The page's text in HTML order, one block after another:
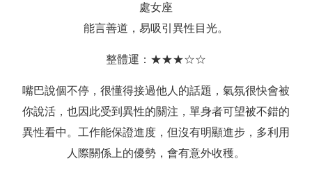
處女座
能言善道，易吸引異性目光。
整體運：★★★☆☆
嘴巴說個不停，很懂得接過他人的話題，氣氛很快會被
你說活，也因此受到異性的關注，單身者可望被不錯的
異性看中。工作能保證進度，但沒有明顯進步，多利用
人際關係上的優勢，會有意外收穫。